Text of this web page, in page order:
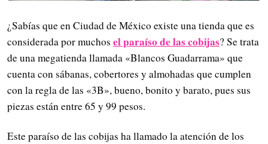
¿Sabías que en Ciudad de México existe una tienda que es
considerada por muchos el paraíso de las cobijas? Se trata
de una megatienda llamada «Blancos Guadarrama» que
cuenta con sábanas, cobertores y almohadas que cumplen
con la regla de las «3B», bueno, bonito y barato, pues sus
piezas están entre 65 y 99 pesos.
Este paraíso de las cobijas ha llamado la atención de los